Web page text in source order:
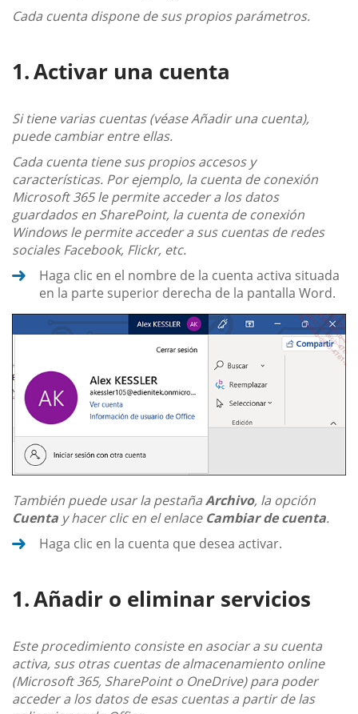
Cada cuenta dispone de sus propios parámetros.
Activar una cuenta
Si tiene varias cuentas (véase Añadir una cuenta),
puede cambiar entre ellas.
Cada cuenta tiene sus propios accesos y
características. Por ejemplo, la cuenta de conexión
Microsoft 365 le permite acceder a los datos
guardados en SharePoint, la cuenta de conexión
Windows le permite acceder a sus cuentas de redes
sociales Facebook, Flickr, etc.
Haga clic en el nombre de la cuenta activa situada
en la parte superior derecha de la pantalla Word.
También puede usar la pestañaArchivo, la opción
Cuenta y hacer clic en el enlace Cambiar de cuenta.
Haga clic en la cuenta que desea activar.
Añadir o eliminar servicios
Este procedimiento consiste en asociar a su cuenta
activa, sus otras cuentas de almacenamiento online
(Microsoft 365, SharePoint o OneDrive) para poder
acceder a los datos de esas cuentas a partir de las